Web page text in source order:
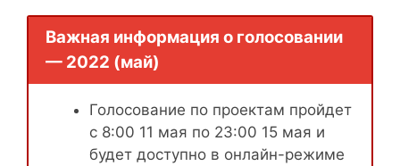
Важная информация о голосовании
— 2022 (май)
Голосование по проектам пройдет
с 8:00 11 мая по 23:00 15 мая и
будет доступно в онлайн-режиме